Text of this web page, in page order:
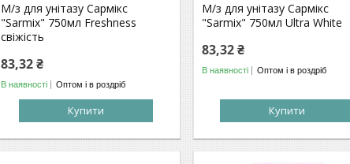
М/з для унітазу Сармікс
"Sarmix" 750мл Freshness
cвіжість
83,32 ₴
В наявності Оптом і в роздріб
Купити
М/з для унітазу Сармікс
"Sarmix" 750мл Ultra White
83,32 ₴
В наявності Оптом і в роздріб
Купити